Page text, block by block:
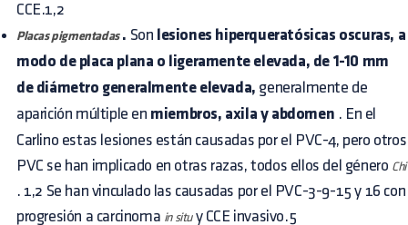
CCE.1,2
Placas pigmentadas. Son lesiones hiperqueratósicas oscuras, a
modo de placa plana o ligeramente elevada, de 1-10 mm
de diámetro generalmente elevada, generalmente de
aparición múltiple en miembros, axila y abdomen . En el
Carlino estas lesiones están causadas por el PVC-4, pero otros
PVC se han implicado en otras razas, todos ellos del género Chi
. 1,2 Se han vinculado las causadas por el PVC-3-9-15 y 16 con
progresión a carcinoma in situy CCE invasivo.5